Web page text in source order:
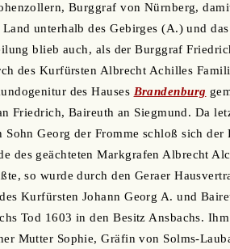
Burggraf von Nürnberg,
unterhalb des Gebirges (A.) und
blieb auch, als der Burggraf
des Kurfürsten Albrecht Achilles
des Hauses Brandenburg
Friedrich, Baireuth an Siegmund. Da
Sohn Georg der Fromme schloß sich
des geächteten Markgrafen Albrecht
so wurde durch den Geraer
Kurfürsten Johann Georg A. und
Tod 1603 in den Besitz Ansbachs.
Mutter Sophie, Gräfin von Solms-